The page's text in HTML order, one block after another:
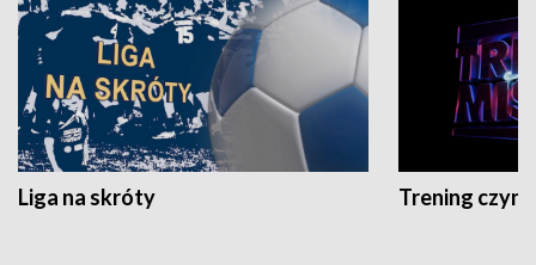
Liga na skróty Trening czyni